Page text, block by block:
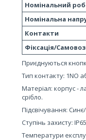
Номінальний
Номінальна
Контакти
Фіксація/
Приєднуються
Тип контакту: 1NO
Матеріал: корпус -
срібло.
Підсвічування:
Ступінь захисту:
Температури